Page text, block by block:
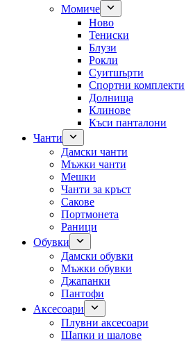
Момиче
Ново
Тениски
Блузи
Рокли
Суитшърти
Спортни комплекти
Долнища
Клинове
Къси панталони
Чанти
Дамски чанти
Мъжки чанти
Мешки
Чанти за кръст
Сакове
Портмонета
Раници
Обувки
Дамски обувки
Мъжки обувки
Джапанки
Пантофи
Аксесоари
Плувни аксесоари
Шапки и шалове